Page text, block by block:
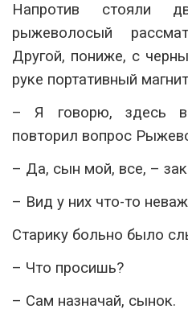
Напротив стояли
рыжеволосый
Другой, пониже, с
руке портативный
– Я говорю, здесь
повторил вопрос
– Да, сын мой, все, –
– Вид у них что-то
Старику больно было
– Что просишь?
– Сам назначай, сынок.